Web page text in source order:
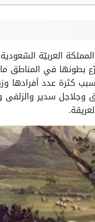
المملكة العربيّة
بطونها في المناطق
كثرة عدد أفرادها
سدير والزلفى